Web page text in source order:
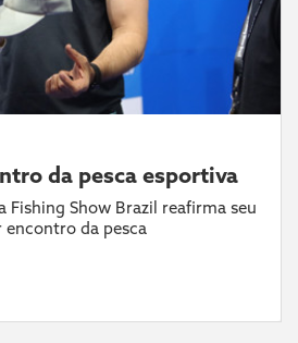
da pesca esportiva
Fishing Show Brazil reafirma seu
da pesca